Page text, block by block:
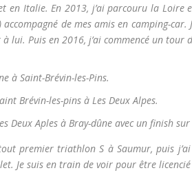
en Italie. En 2013, j’ai parcouru la
de mes amis en camping-
lui. Puis en 2016, j’ai commencé un tour
à Saint-Brévin-les-Pins.
Brévin-les-pins à Les Deux Alpes.
Deux Aples à Bray-dûne avec un finish sur
premier triathlon S à Saumur, puis
Je suis en train de voir pour être